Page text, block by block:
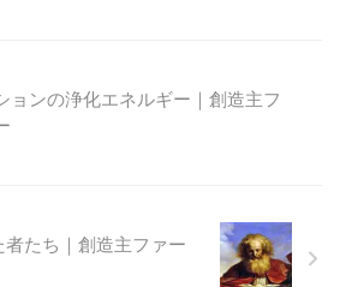
ョンの浄化エネルギー｜創造主フ
たち｜創造主ファー